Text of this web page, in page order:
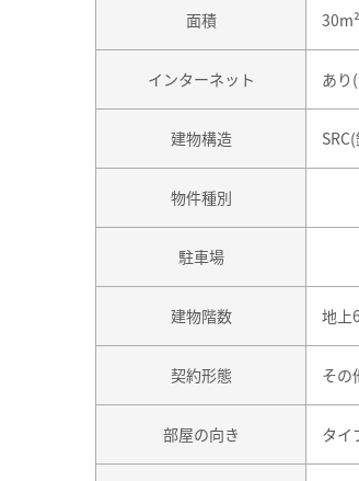
面積 30m²
インターネット あり
建物構造
物件種別
駐車場
建物階数 地上
契約形態 その
部屋の向き タイ